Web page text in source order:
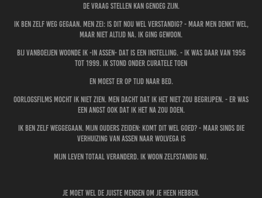
De vraag stellen kan genoeg zijn.
Ik ben zelf weg gegaan. Men zei: is dit nou wel verstandig? - Maar men denkt wel,
maar niet altijd na. Ik ging gewoon.
Bij Vanboeijen woonde ik -in Assen- dat is een instelling. - Ik was daar van 1956
tot 1999. Ik stond onder curatele toen
en moest er op tijd naar bed.
Oorlogsfilms mocht ik niet zien. Men dacht dat ik het niet zou begrijpen. - Er was
een angst ook dat ik het na zou doen.
Ik ben zelf weggegaan. Mijn ouders zeiden: komt dit wel goed? - Maar sinds die
verhuizing van Assen naar Wolvega is
mijn leven totaal veranderd. Ik woon zelfstandig nu.
Je moet wel de juiste mensen om je heen hebben.